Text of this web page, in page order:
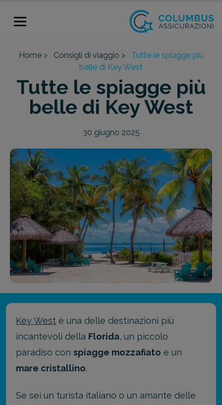
Home > Consigli di viaggio >
Tutte le spiagge più
belle di Key West
Tutte le spiagge più
belle di Key West
30 giugno 2025
Key West è una delle destinazioni più
incantevoli della Florida, un piccolo
paradiso con spiagge mozzafiato e un
mare cristallino.
Se sei un turista italiano o un amante delle